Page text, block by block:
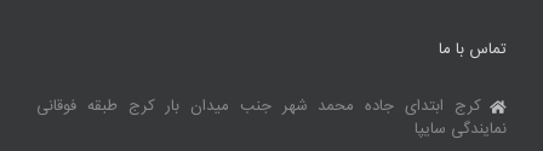
تماس با ما
کرج ابتدای جاده محمد شهر جنب میدان بار کرج طبقه فوقانی
نمایندگی سایپا